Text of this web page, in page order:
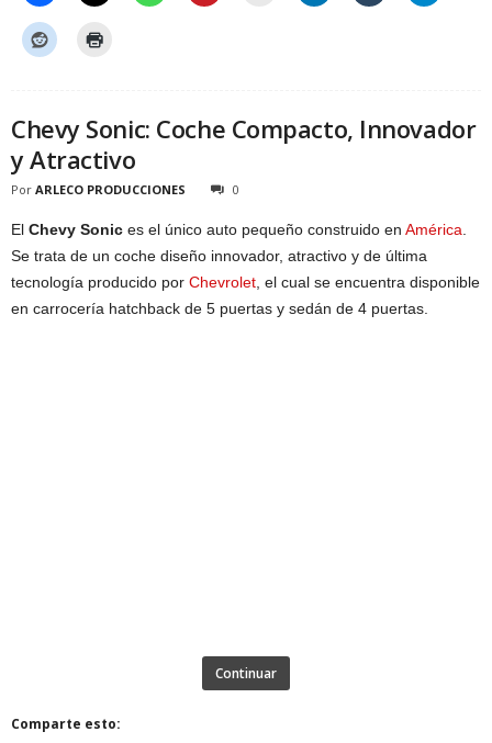
Chevy Sonic: Coche Compacto, Innovador
y Atractivo
Por ARLECO PRODUCCIONES 0
El Chevy Sonic es el único auto pequeño construido en América
Se trata de un coche diseño innovador, atractivo y de última
tecnología producido por Chevrolet , el cual se encuentra disponible
en carrocería hatchback de 5 puertas y sedán de 4 puertas.
Continuar
Comparte esto: